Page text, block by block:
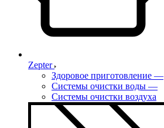
Zepter
Здоровое приготовление —
Системы очистки воды —
Системы очистки воздуха